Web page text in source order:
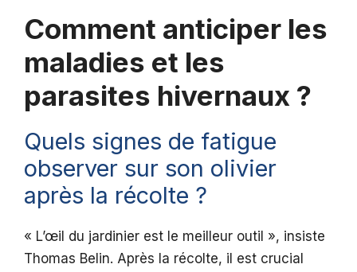
Comment anticiper les
maladies et les
parasites hivernaux ?
Quels signes de fatigue
observer sur son olivier
après la récolte ?
« L’œil du jardinier est le meilleur outil », insiste
Thomas Belin. Après la récolte, il est crucial